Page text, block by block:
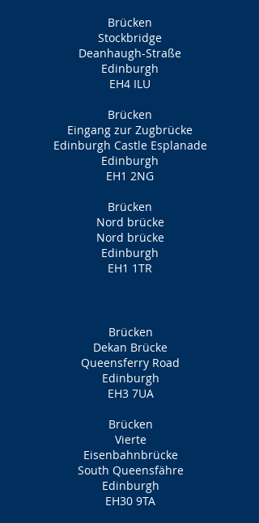
Brücken
Stockbridge
Deanhaugh-Straße
Edinburgh
EH4 ILU
Brücken
Eingang zur Zugbrücke
Edinburgh Castle Esplanade
Edinburgh
EH1 2NG
Brücken
Nord brücke
Nord brücke
Edinburgh
EH1 1TR
Brücken
Dekan Brücke
Queensferry Road
Edinburgh
EH3 7UA
Brücken
Vierte
Eisenbahnbrücke
South Queensfähre
Edinburgh
EH30 9TA